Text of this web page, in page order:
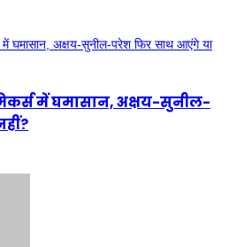
में घमासान, अक्षय-सुनील-